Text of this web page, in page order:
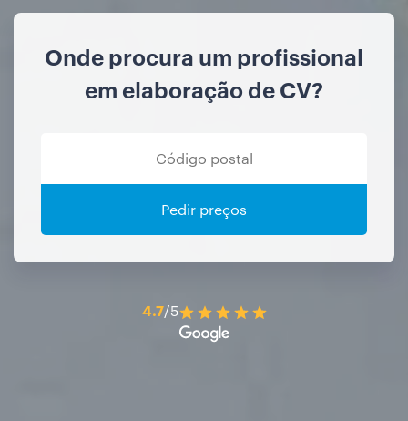
Onde procura um profissional
em elaboração de CV?
Pedir preços
4.7/5